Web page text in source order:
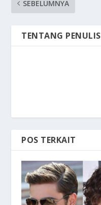
SEBELUMNYA
TENTANG PENULIS
POS TERKAIT